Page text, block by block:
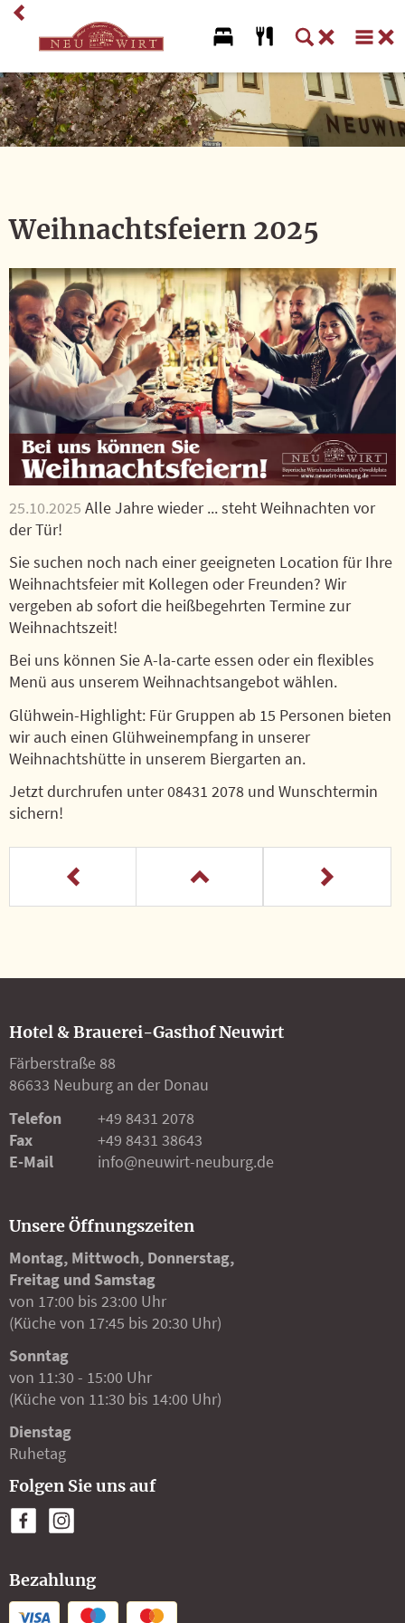
Weihnachtsfeiern 2025
25.10.2025 Alle Jahre wieder ... steht Weihnachten vor
der Tür!
Sie suchen noch nach einer geeigneten Location für Ihre
Weihnachtsfeier mit Kollegen oder Freunden? Wir
vergeben ab sofort die heißbegehrten Termine zur
Weihnachtszeit!
Bei uns können Sie A-la-carte essen oder ein flexibles
Menü aus unserem Weihnachtsangebot wählen.
Glühwein-Highlight: Für Gruppen ab 15 Personen bieten
wir auch einen Glühweinempfang in unserer
Weihnachtshütte in unserem Biergarten an.
Jetzt durchrufen unter 08431 2078 und Wunschtermin
sichern!
Hotel & Brauerei-Gasthof Neuwirt
Färberstraße 88
86633 Neuburg an der Donau
Telefon
+49 8431 2078
Fax
+49 8431 38643
E-Mail
info@neuwirt-neuburg.de
Unsere Öffnungszeiten
Montag, Mittwoch, Donnerstag,
Freitag und Samstag
von 17:00 bis 23:00 Uhr
(Küche von 17:45 bis 20:30 Uhr)
Sonntag
von 11:30 - 15:00 Uhr
(Küche von 11:30 bis 14:00 Uhr)
Dienstag
Ruhetag
Folgen Sie uns auf
Bezahlung
Home
Biergarten
Hotel
Speisekarte
Buchbare Veranstaltungen
Gutscheine
Über uns
FAQ
Social Media
Facebook
Instagram